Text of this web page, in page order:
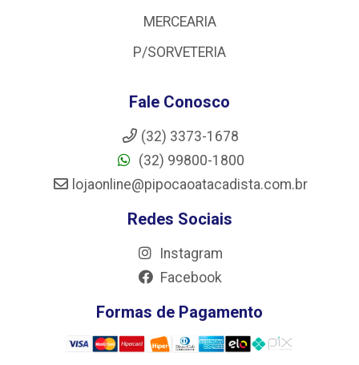
MERCEARIA
P/SORVETERIA
Fale Conosco
(32) 3373-1678
(32) 99800-1800
lojaonline@pipocaoatacadista.com.br
Redes Sociais
Instagram
Facebook
Formas de Pagamento